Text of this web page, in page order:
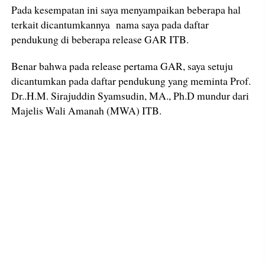
Pada kesempatan ini saya menyampaikan beberapa hal
terkait dicantumkannya nama saya pada daftar
pendukung di beberapa release GAR ITB.
Benar bahwa pada release pertama GAR, saya setuju
dicantumkan pada daftar pendukung yang meminta Prof.
Dr..H.M. Sirajuddin Syamsudin, MA., Ph.D mundur dari
Majelis Wali Amanah (MWA) ITB.